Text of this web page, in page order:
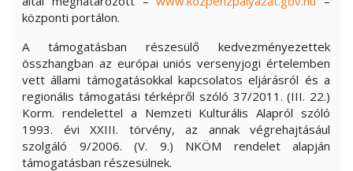
központi portálon.
A támogatásban részesülő kedvezményezettek
összhangban az európai uniós versenyjogi értelemben
vett állami támogatásokkal kapcsolatos eljárásról és a
regionális támogatási térképről szóló 37/2011. (III. 22.)
Korm. rendelettel a Nemzeti Kulturális Alapról szóló
1993. évi XXIII. törvény, az annak végrehajtásául
szolgáló 9/2006. (V. 9.) NKÖM rendelet alapján
támogatásban részesülnek.